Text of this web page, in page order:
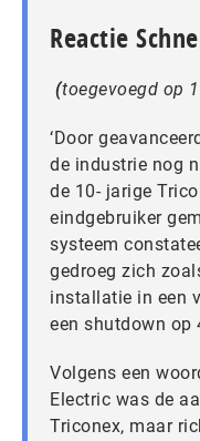
Reactie
(toegevoegd op
‘Door
de industrie nog
de 10- jarige
eindgebruiker
systeem
gedroeg zich
installatie in een
een shutdown op
Volgens een
Electric was de
Triconex, maar